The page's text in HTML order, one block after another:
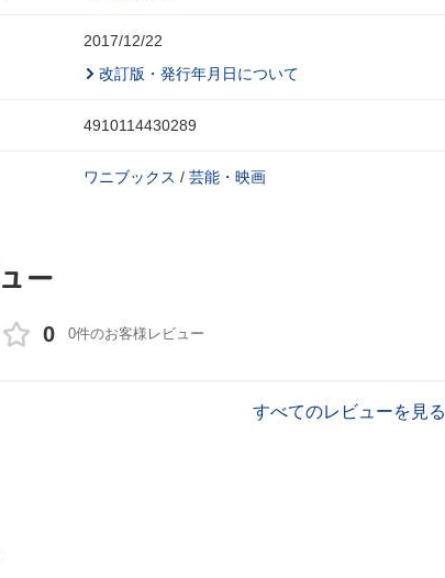
2017/12/22
改訂版・発行年月日について
4910114430289
ワニブックス / 芸能・映画
ー
0 0件のお客様レビュー
すべてのレビューを見る